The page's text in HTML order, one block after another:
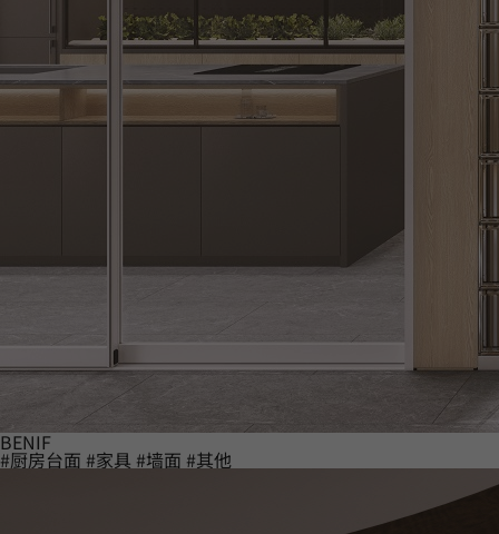
BENIF
#厨房台面 #家具 #墙面 #其他